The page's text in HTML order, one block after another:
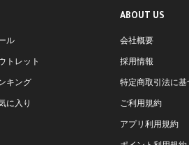
ル
トレット
キング
に入り
ABOUT US
会社概要
採用情報
特定商取引法に基
ご利用規約
アプリ利用規約